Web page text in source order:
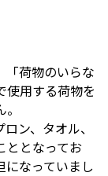
「荷物のいらな
使用する荷物を
ン、タオル、
ととなってお
になっていまし